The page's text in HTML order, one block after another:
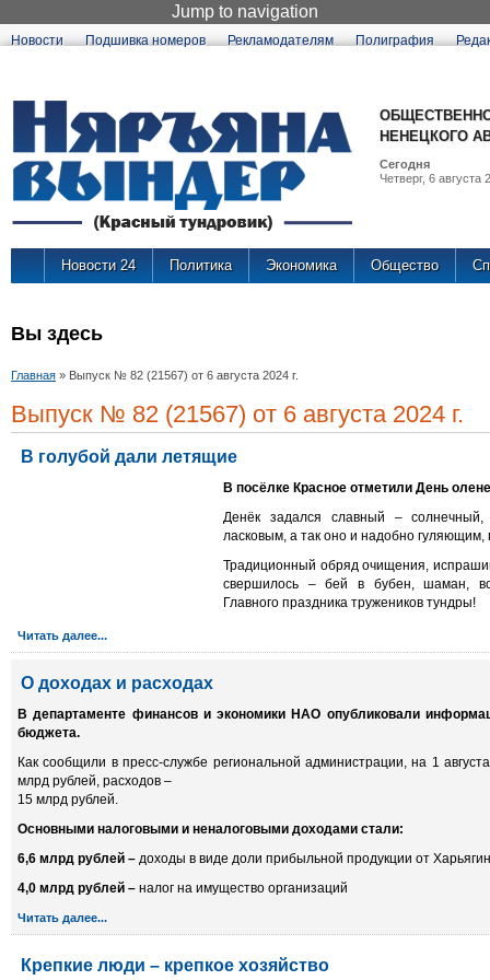
Jump to navigation
Новости Подшивка номеров Рекламодателям Полиграфия
НЕНЕЦКОГО
Сегодня
Четверг, 6 августа
Новости 24 Политика Экономика Общество
Вы здесь
Главная » Выпуск № 82 (21567) от 6 августа 2024 г.
Выпуск № 82 (21567) от 6 августа 2024 г.
В голубой дали летящие
В посёлке Красное отметили День
Денёк задался славный –
ласковым, а так оно и надобно
Традиционный обряд очищения,
свершилось – бей в бубен, шаман,
Главного праздника тружеников тундры!
Читать далее...
О доходах и расходах
В департаменте финансов и экономики НАО опубликовали
бюджета.
Как сообщили в пресс-службе региональной администрации, на 1
млрд рублей, расходов –
15 млрд рублей.
Основными налоговыми и неналоговыми доходами стали:
6,6 млрд рублей – доходы в виде доли прибыльной продукции от
4,0 млрд рублей – налог на имущество организаций
Читать далее...
Крепкие люди – крепкое хозяйство